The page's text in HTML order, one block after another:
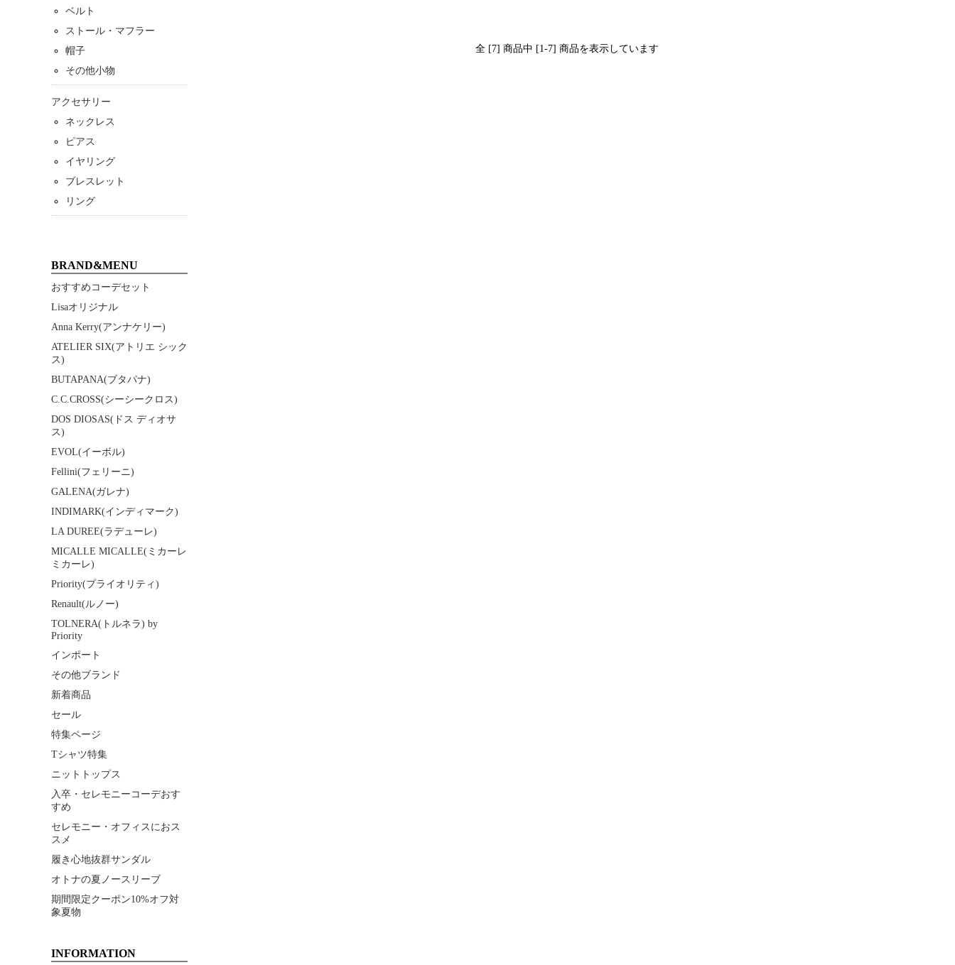
全 [7] 商品中 [1-7] 商品を表示しています
ベルト
ストール・マフラー
帽子
その他小物
アクセサリー
ネックレス
ピアス
イヤリング
ブレスレット
リング
BRAND&MENU
おすすめコーデセット
Lisaオリジナル
Anna Kerry(アンナケリー)
ATELIER SIX(アトリエ シック
ス)
BUTAPANA(ブタパナ)
C.C.CROSS(シーシークロス)
DOS DIOSAS(ドス ディオサ
ス)
EVOL(イーボル)
Fellini(フェリーニ)
GALENA(ガレナ)
INDIMARK(インディマーク)
LA DUREE(ラデューレ)
MICALLE MICALLE(ミカーレ
ミカーレ)
Priority(プライオリティ)
Renault(ルノー)
TOLNERA(トルネラ) by
Priority
インポート
その他ブランド
新着商品
セール
特集ページ
Tシャツ特集
ニットトップス
入卒・セレモニーコーデおす
すめ
セレモニー・オフィスにおス
スメ
履き心地抜群サンダル
オトナの夏ノースリーブ
期間限定クーポン10%オフ対
象夏物
INFORMATION